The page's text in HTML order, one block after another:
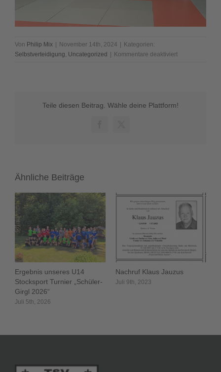
Von Philip Mix November 14th, 2024
Kategorien:
Selbstverteidigung, Uncategorized Kommentare deaktiviertfür
Teile diesen Beitrag. Wähle deine Plattform!
Ähnliche Beiträge
Ergebnis unseres U14
Stocksport Turnier „Schüler-
Girgl 2026“
Juli 5th, 2026
Nachruf Klaus Jauzus
Juli 9th, 2023